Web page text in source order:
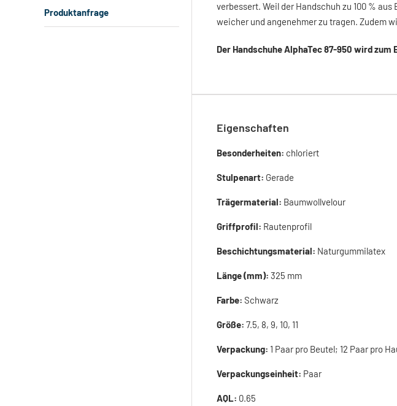
Produktanfrage
verbessert. Weil der Handschuh zu 100 %
weicher und angenehmer zu tragen. Zudem
Der Handschuhe AlphaTec 87-950 wird
Eigenschaften
Besonderheiten: chloriert
Stulpenart: Gerade
Trägermaterial: Baumwollvelour
Griffprofil: Rautenprofil
Beschichtungsmaterial: Naturgummilatex
Länge (mm): 325 mm
Farbe: Schwarz
Größe: 7.5, 8, 9, 10, 11
Verpackung: 1 Paar pro Beutel; 12 Paar pro
Verpackungseinheit: Paar
AQL: 0.65